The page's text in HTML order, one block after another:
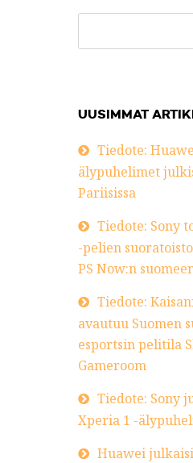
UUSIMMAT
Tiedote:
älypuhelimet
Pariisissa
Tiedote: Sony
-pelien
PS Now:n
Tiedote:
avautuu Suomen
esportsin pelitila
Gameroom
Tiedote: Sony
Xperia 1 -
Huawei